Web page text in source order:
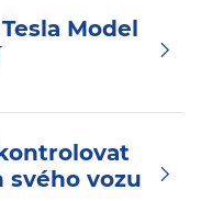
Model
vozu